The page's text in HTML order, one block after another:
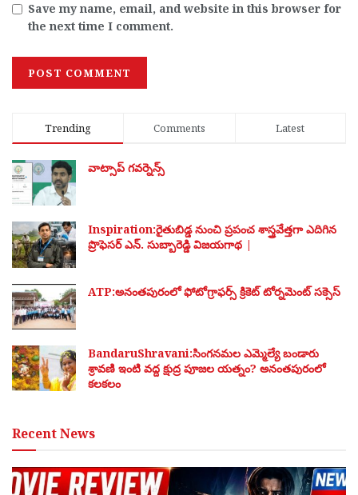
Save my name, email, and website in this browser for
the next time I comment.
Trending Comments Latest
వాట్సాప్ గవర్నెన్స్
Inspiration:రైతుబిడ్డ నుంచి ప్రపంచ శాస్త్రవేత్తగా ఎదిగిన
ప్రొఫెసర్ ఎన్. సుబ్బారెడ్డి విజయగాథ |
ATP:అనంతపురంలో ఫోటోగ్రాఫర్స్ క్రికెట్ టోర్నమెంట్ సక్సెస్
BandaruShravani:సింగనమల ఎమ్మెల్యే బండారు
శ్రావణి ఇంటి వద్ద క్షుద్ర పూజల యత్నం? అనంతపురంలో
కలకలం
Recent News